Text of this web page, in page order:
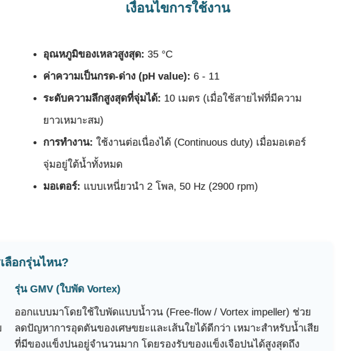
เงื่อนไขการใช้งาน
อุณหภูมิของเหลวสูงสุด: 35 °C
ค่าความเป็นกรด-ด่าง (pH value): 6 - 11
ระดับความลึกสูงสุดที่จุ่มได้: 10 เมตร (เมื่อใช้สายไฟที่มีความ
ยาวเหมาะสม)
การทำงาน: ใช้งานต่อเนื่องได้ (Continuous duty) เมื่อมอเตอร์
จุ่มอยู่ใต้น้ำทั้งหมด
มอเตอร์: แบบเหนี่ยวนำ 2 โพล, 50 Hz (2900 rpm)
ลือกรุ่นไหน?
รุ่น GMV (ใบพัด Vortex)
ออกแบบมาโดยใช้ใบพัดแบบน้ำวน (Free-flow / Vortex impeller) ช่วย
ลดปัญหาการอุดตันของเศษขยะและเส้นใยได้ดีกว่า เหมาะสำหรับน้ำเสีย
ที่มีของแข็งปนอยู่จำนวนมาก โดยรองรับของแข็งเจือปนได้สูงสุดถึง